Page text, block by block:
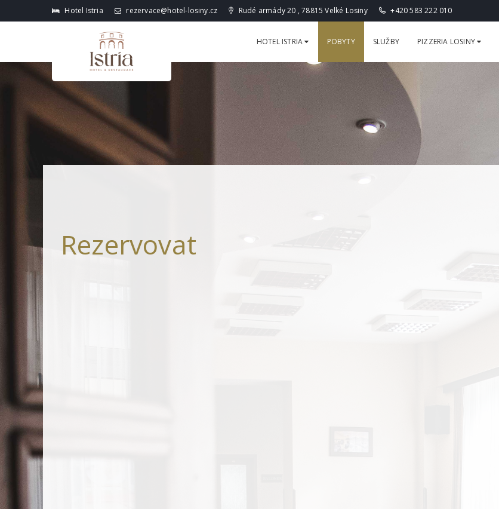
Hotel Istria rezervace@hotel-losiny.cz Rudé armády 20 , 78815 Velké Losiny +420 583 222 010
HOTEL ISTRIA POBYTY SLUŽBY PIZZERIA LOSINY
Rezervovat